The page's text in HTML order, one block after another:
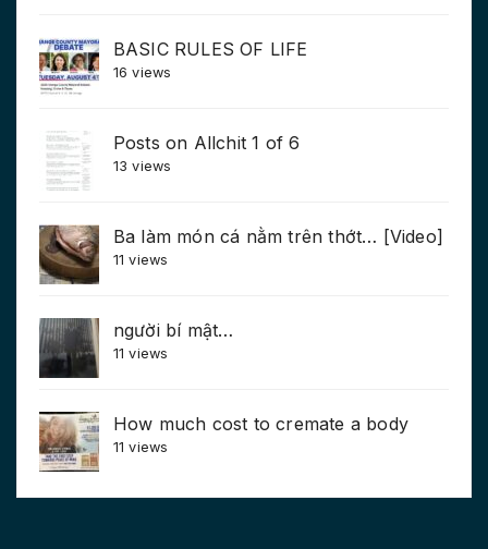
BASIC RULES OF LIFE
16 views
Posts on Allchit 1 of 6
13 views
Ba làm món cá nằm trên thớt… [Video]
11 views
người bí mật…
11 views
How much cost to cremate a body
11 views